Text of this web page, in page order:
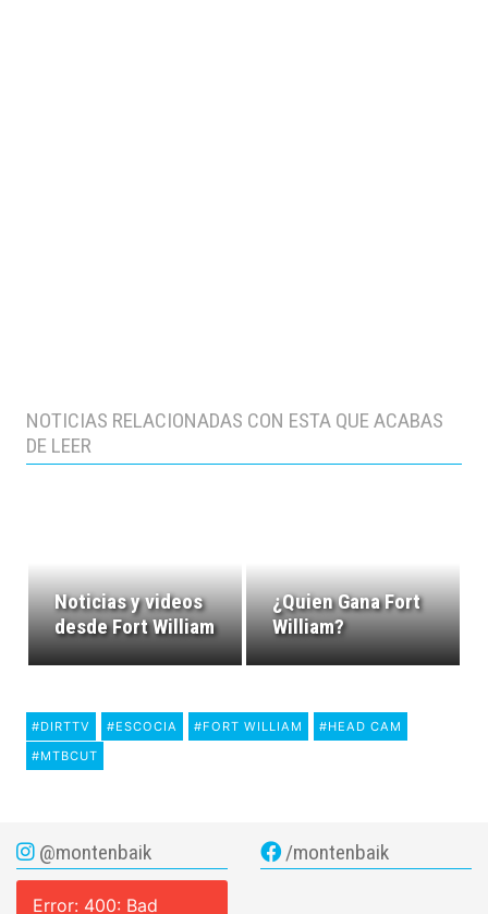
NOTICIAS RELACIONADAS CON ESTA QUE ACABAS
DE LEER
Noticias y videos
desde Fort William
¿Quien Gana Fort
William?
#DIRTTV #ESCOCIA #FORT WILLIAM
#HEAD CAM
#MTBCUT
@montenbaik
Error: 400: Bad
/montenbaik